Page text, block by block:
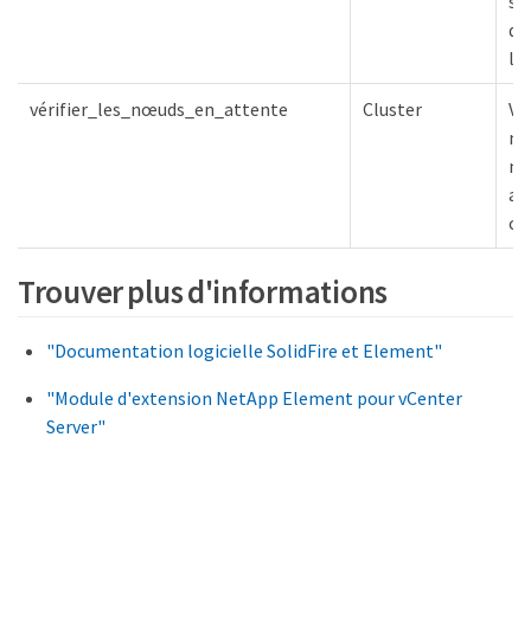
vérifier_les_nœuds_en_attente Cluster
Trouver plus d'informations
"Documentation logicielle SolidFire et Element"
"Module d'extension NetApp Element pour vCenter
Server"